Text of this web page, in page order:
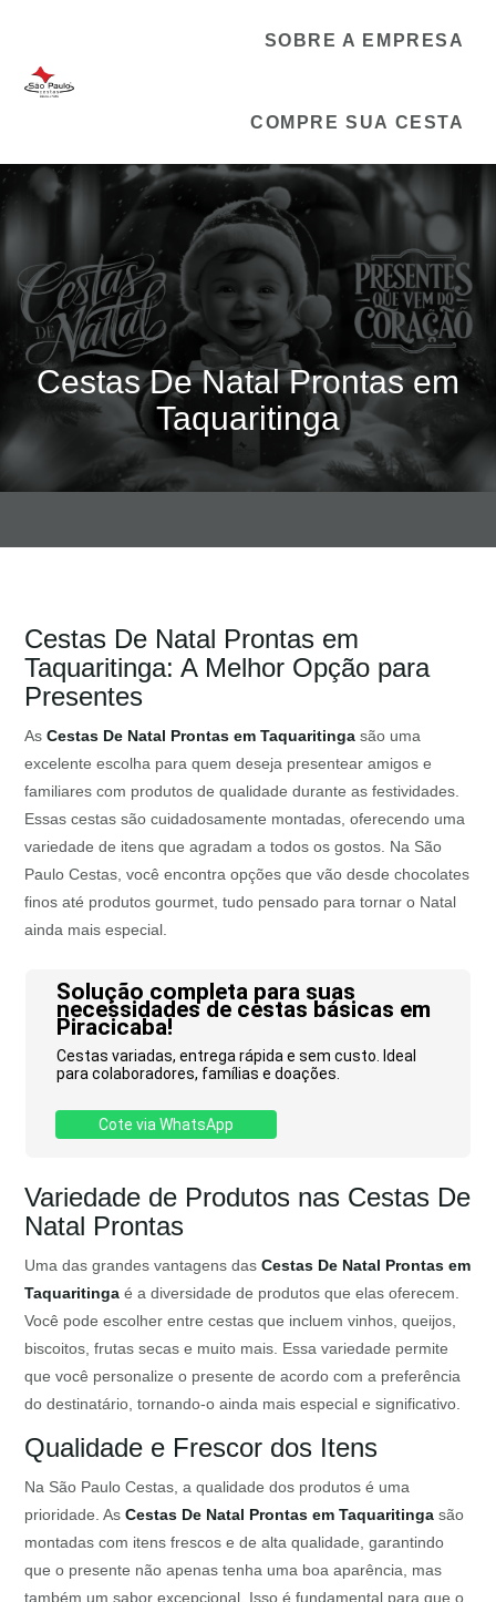
SOBRE A EMPRESA
COMPRE SUA CESTA
Cestas De Natal Prontas em
Taquaritinga
Cestas De Natal Prontas em
Taquaritinga: A Melhor Opção para
Presentes
AsCestas De Natal Prontas em Taquaritinga são uma
excelente escolha para quem deseja presentear amigos e
familiares com produtos de qualidade durante as festividades.
Essas cestas são cuidadosamente montadas, oferecendo uma
variedade de itens que agradam a todos os gostos. Na São
Paulo Cestas, você encontra opções que vão desde chocolates
finos até produtos gourmet, tudo pensado para tornar o Natal
ainda mais especial.
Solução completa para suas
necessidades de cestas básicas em
Piracicaba!
Cestas variadas, entrega rápida e sem custo. Ideal
para colaboradores, famílias e doações.
Cote via WhatsApp
Variedade de Produtos nas Cestas De
Natal Prontas
Uma das grandes vantagens dasCestas De Natal Prontas em
Taquaritinga é a diversidade de produtos que elas oferecem.
Você pode escolher entre cestas que incluem vinhos, queijos,
biscoitos, frutas secas e muito mais. Essa variedade permite
que você personalize o presente de acordo com a preferência
do destinatário, tornando-o ainda mais especial e significativo.
Qualidade e Frescor dos Itens
Na São Paulo Cestas, a qualidade dos produtos é uma
prioridade. AsCestas De Natal Prontas em Taquaritinga são
montadas com itens frescos e de alta qualidade, garantindo
que o presente não apenas tenha uma boa aparência, mas
também um sabor excepcional. Isso é fundamental para que o